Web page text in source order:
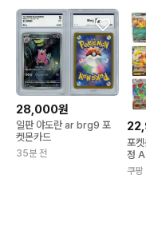
28,000원
일판 야도란 ar brg9 포
켓몬카드
35분 전
포
정
쿠팡